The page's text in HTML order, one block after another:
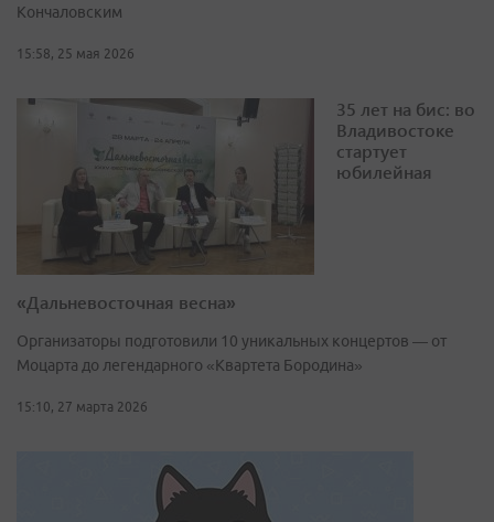
Кончаловским
15:58, 25 мая 2026
35 лет на бис: во
Владивостоке
стартует
юбилейная
«Дальневосточная весна»
Организаторы подготовили 10 уникальных концертов — от
Моцарта до легендарного «Квартета Бородина»
15:10, 27 марта 2026